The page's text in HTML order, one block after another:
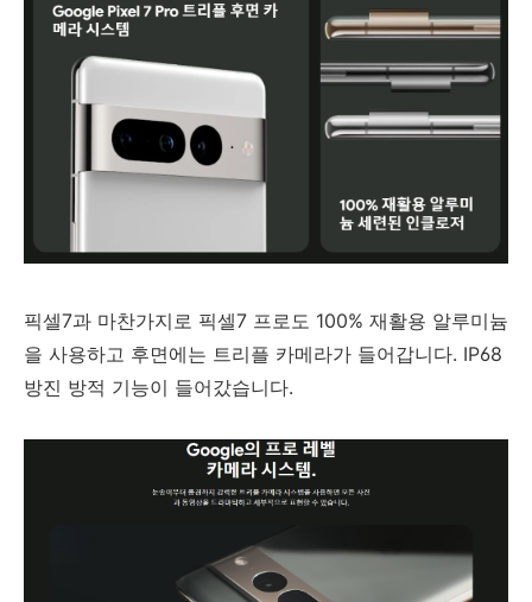
픽셀7과 마찬가지로 픽셀7 프로도 100% 재활용 알루미늄
을 사용하고 후면에는 트리플 카메라가 들어갑니다. IP68
방진 방적 기능이 들어갔습니다.